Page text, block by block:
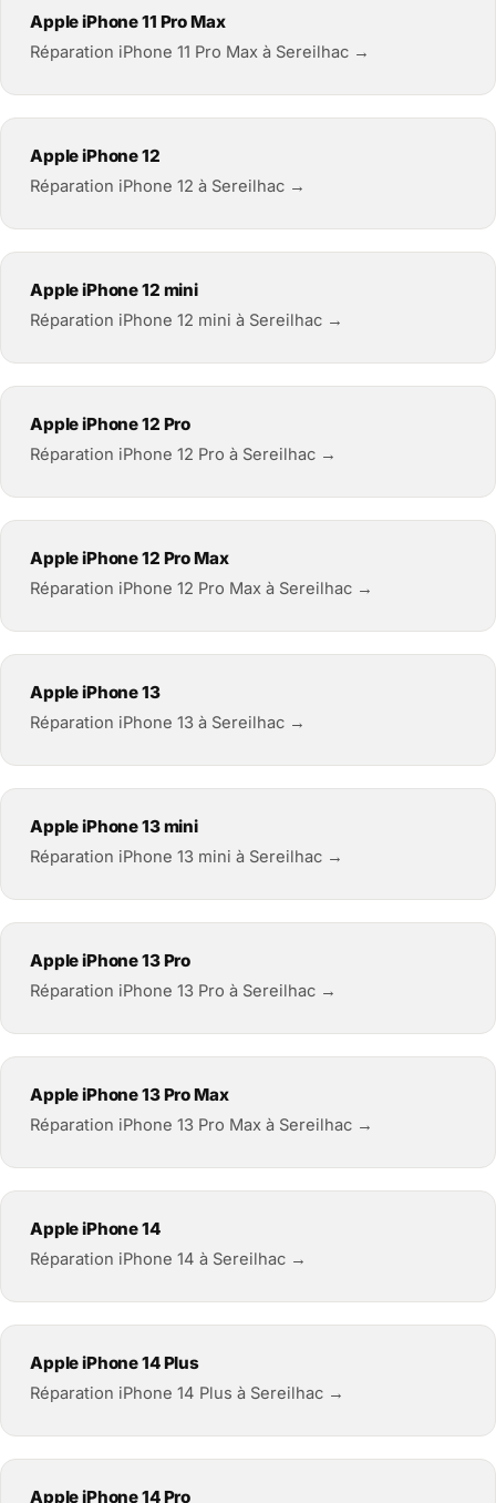
Apple iPhone 11 Pro Max
Réparation iPhone 11 Pro Max à Sereilhac →
Apple iPhone 12
Réparation iPhone 12 à Sereilhac →
Apple iPhone 12 mini
Réparation iPhone 12 mini à Sereilhac →
Apple iPhone 12 Pro
Réparation iPhone 12 Pro à Sereilhac →
Apple iPhone 12 Pro Max
Réparation iPhone 12 Pro Max à Sereilhac →
Apple iPhone 13
Réparation iPhone 13 à Sereilhac →
Apple iPhone 13 mini
Réparation iPhone 13 mini à Sereilhac →
Apple iPhone 13 Pro
Réparation iPhone 13 Pro à Sereilhac →
Apple iPhone 13 Pro Max
Réparation iPhone 13 Pro Max à Sereilhac →
Apple iPhone 14
Réparation iPhone 14 à Sereilhac →
Apple iPhone 14 Plus
Réparation iPhone 14 Plus à Sereilhac →
Apple iPhone 14 Pro